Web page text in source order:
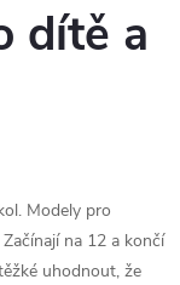
dítě a
Modely pro
na 12 a končí
uhodnout, že